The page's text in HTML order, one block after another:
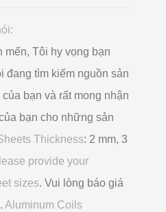
Tôi hy vọng bạn
đang tìm kiếm nguồn sản
bạn và rất mong nhận
bạn cho những sản
Thickness: 2 mm, 3
provide your
sizes. Vui lòng báo giá
Aluminum Coils